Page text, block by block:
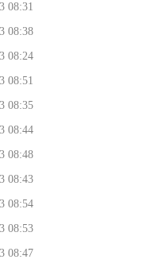
08:31
08:38
08:24
08:51
08:35
08:44
08:48
08:43
08:54
08:53
08:47